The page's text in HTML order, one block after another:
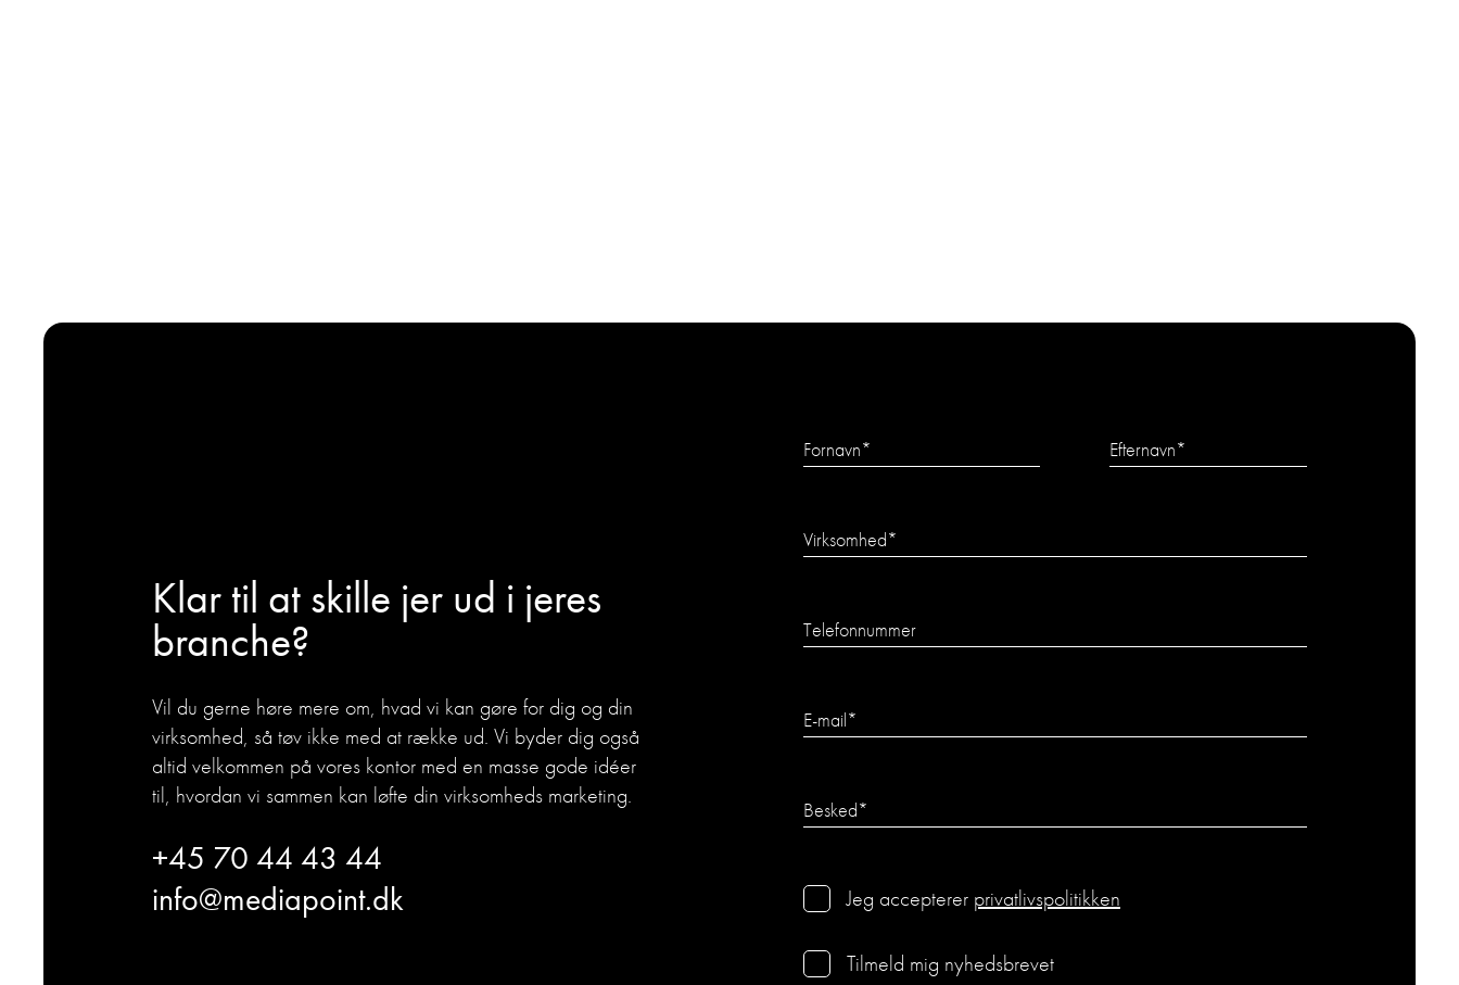
Klar til at skille jer ud i jeres
branche?
Vil du gerne høre mere om, hvad vi kan gøre for dig og din
virksomhed, så tøv ikke med at række ud. Vi byder dig også
altid velkommen på vores kontor med en masse gode idéer
til, hvordan vi sammen kan løfte din virksomheds marketing.
+45 70 44 43 44
info@mediapoint.dk
Fornavn* Efternavn*
Virksomhed*
Telefonnummer
E-mail*
Besked*
Jeg accepterer privatlivspolitikken
Tilmeld mig nyhedsbrevet